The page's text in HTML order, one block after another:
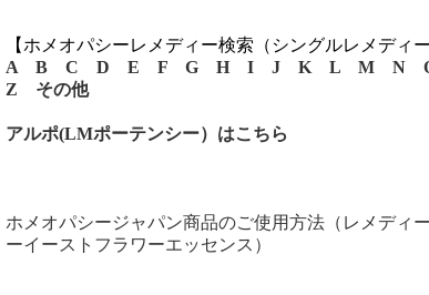
【ホメオパシーレメディー検索（シングルレメディー
A
B C D E F G H I J K L M N
Z
その他
アルポ(LMポーテンシー）はこちら
ホメオパシージャパン商品のご使用方法（レメディ
ーイーストフラワーエッセンス）